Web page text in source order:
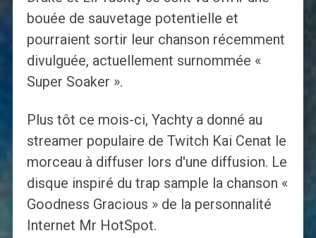
bouée de sauvetage potentielle et
pourraient sortir leur chanson récemment
divulguée, actuellement surnommée «
Super Soaker ».
Plus tôt ce mois-ci, Yachty a donné au
streamer populaire de Twitch Kai Cenat le
morceau à diffuser lors d'une diffusion. Le
disque inspiré du trap sample la chanson «
Goodness Gracious » de la personnalité
Internet Mr HotSpot.